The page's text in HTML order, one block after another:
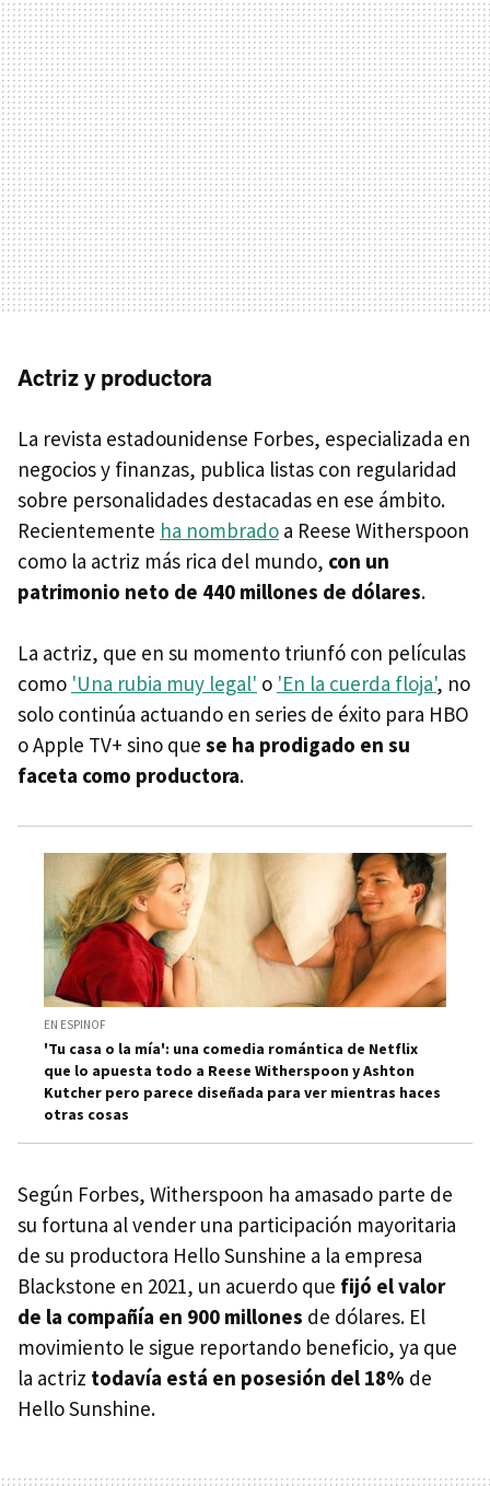
Actriz y productora
La revista estadounidense Forbes, especializada en
negocios y finanzas, publica listas con regularidad
sobre personalidades destacadas en ese ámbito.
Recientemente ha nombrado a Reese Witherspoon
como la actriz más rica del mundo, con un
patrimonio neto de 440 millones de dólares.
La actriz, que en su momento triunfó con películas
como 'Una rubia muy legal' o 'En la cuerda floja', no
solo continúa actuando en series de éxito para HBO
o Apple TV+ sino que se ha prodigado en su
faceta como productora.
EN ESPINOF
'Tu casa o la mía': una comedia romántica de Netflix
que lo apuesta todo a Reese Witherspoon y Ashton
Kutcher pero parece diseñada para ver mientras haces
otras cosas
Según Forbes, Witherspoon ha amasado parte de
su fortuna al vender una participación mayoritaria
de su productora Hello Sunshine a la empresa
Blackstone en 2021, un acuerdo que fijó el valor
de la compañía en 900 millones de dólares. El
movimiento le sigue reportando beneficio, ya que
la actriz todavía está en posesión del 18% de
Hello Sunshine.